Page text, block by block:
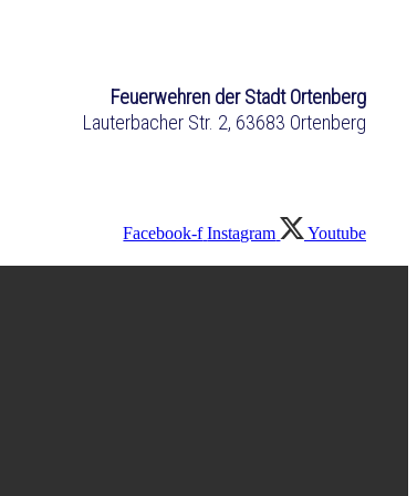
Feuerwehren der Stadt Ortenberg
Lauterbacher Str. 2, 63683 Ortenberg
Facebook-f Instagram Youtube